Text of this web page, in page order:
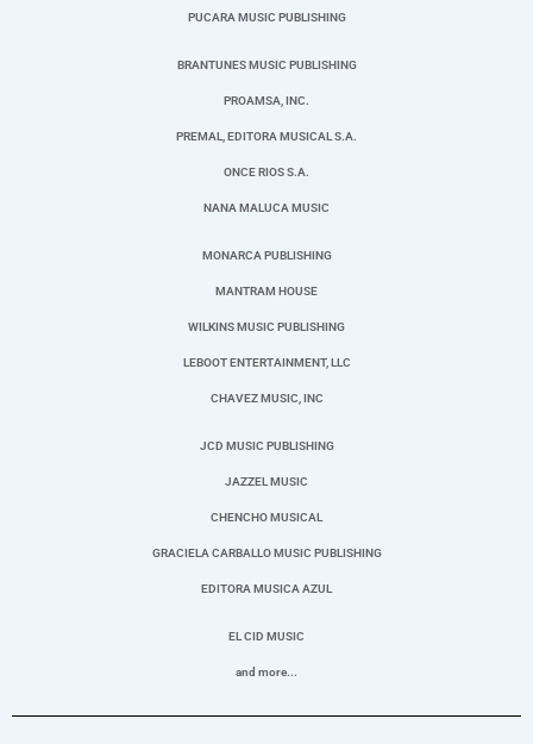
PUCARA MUSIC PUBLISHING
BRANTUNES MUSIC PUBLISHING
PROAMSA, INC.
PREMAL, EDITORA MUSICAL S.A.
ONCE RIOS S.A.
NANA MALUCA MUSIC
MONARCA PUBLISHING
MANTRAM HOUSE
WILKINS MUSIC PUBLISHING
LEBOOT ENTERTAINMENT, LLC
CHAVEZ MUSIC, INC
JCD MUSIC PUBLISHING
JAZZEL MUSIC
CHENCHO MUSICAL
GRACIELA CARBALLO MUSIC PUBLISHING
EDITORA MUSICA AZUL
EL CID MUSIC
and more...